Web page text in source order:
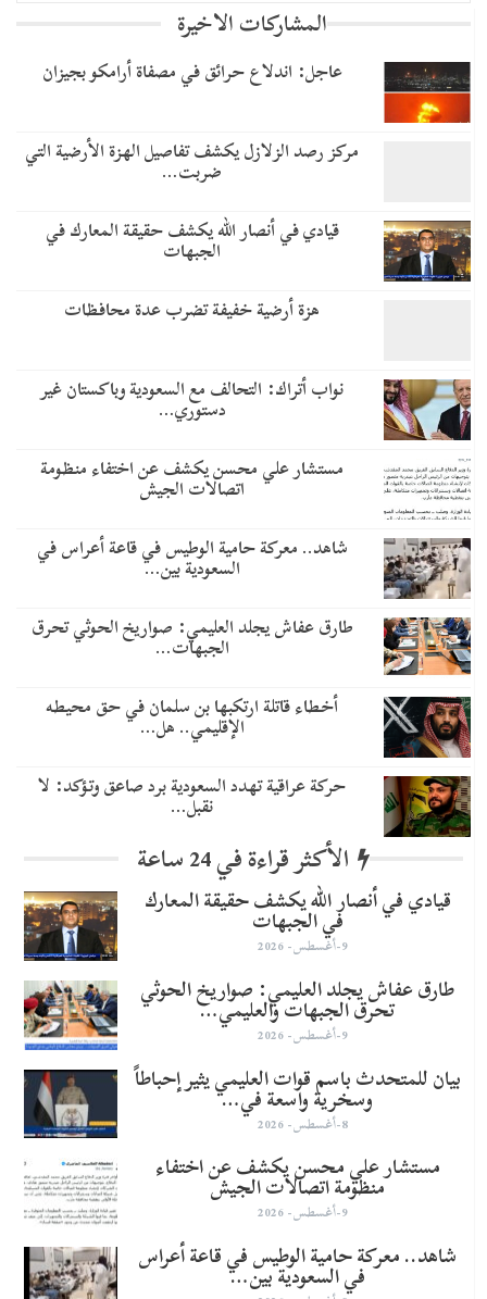
المشاركات الاخيرة
عاجل: اندلاع حرائق في مصفاة أرامكو بجيزان
مركز رصد الزلازل يكشف تفاصيل الهزة الأرضية التي
ضربت…
قيادي في أنصار الله يكشف حقيقة المعارك في
الجبهات
هزة أرضية خفيفة تضرب عدة محافظات
نواب أتراك: التحالف مع السعودية وباكستان غير
دستوري…
مستشار علي محسن يكشف عن اختفاء منظومة
اتصالات الجيش
شاهد.. معركة حامية الوطيس في قاعة أعراس في
السعودية بين…
طارق عفاش يجلد العليمي: صواريخ الحوثي تحرق
الجبهات…
أخطاء قاتلة ارتكبها بن سلمان في حق محيطه
الإقليمي.. هل…
حركة عراقية تهدد السعودية برد صاعق وتؤكد: لا
نقبل…
الأكثر قراءة في 24 ساعة
قيادي في أنصار الله يكشف حقيقة المعارك
في الجبهات
9-أغسطس- 2026
طارق عفاش يجلد العليمي: صواريخ الحوثي
تحرق الجبهات والعليمي…
9-أغسطس- 2026
بيان للمتحدث باسم قوات العليمي يثير إحباطاً
وسخرية واسعة في…
8-أغسطس- 2026
مستشار علي محسن يكشف عن اختفاء
منظومة اتصالات الجيش
9-أغسطس- 2026
شاهد.. معركة حامية الوطيس في قاعة أعراس
في السعودية بين…